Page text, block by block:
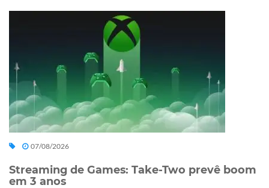
07/08/2026
Streaming de Games: Take-Two prevê boom
em 3 anos